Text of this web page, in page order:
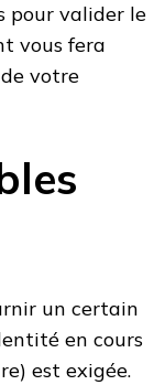
pour valider le
vous fera
votre
un certain
en cours
est exigée.